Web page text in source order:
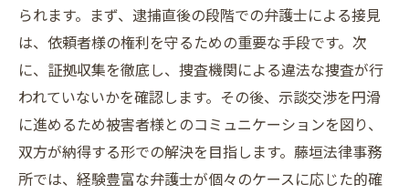
られます。まず、逮捕直後の段階での弁護士による接見
は、依頼者様の権利を守るための重要な手段です。次
に、証拠収集を徹底し、捜査機関による違法な捜査が行
われていないかを確認します。その後、示談交渉を円滑
に進めるため被害者様とのコミュニケーションを図り、
双方が納得する形での解決を目指します。藤垣法律事務
所では、経験豊富な弁護士が個々のケースに応じた的確